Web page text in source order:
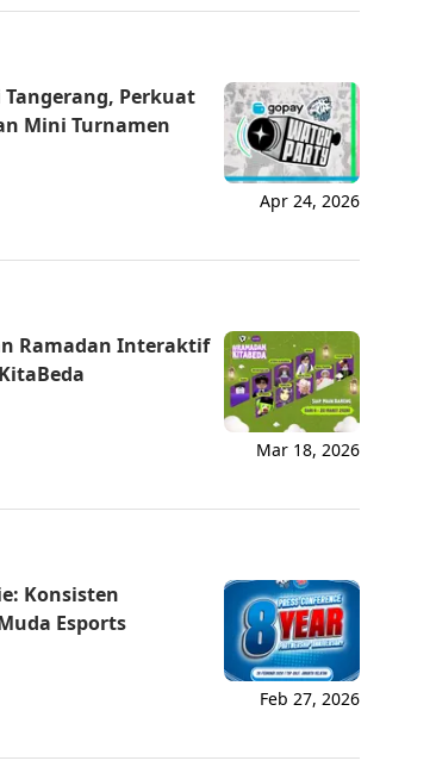
Tangerang, Perkuat
Mini Turnamen
Apr 24, 2026
Ramadan Interaktif
Mar 18, 2026
Konsisten
Esports
Feb 27, 2026